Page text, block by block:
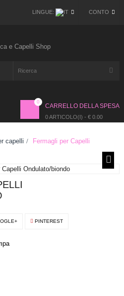
CONTO
LINGUE:
CARRELLO DELLA SPESA
0 ARTICOLO(I) - € 0.00
0
capelli >
Fermagli per Capelli
PINTEREST